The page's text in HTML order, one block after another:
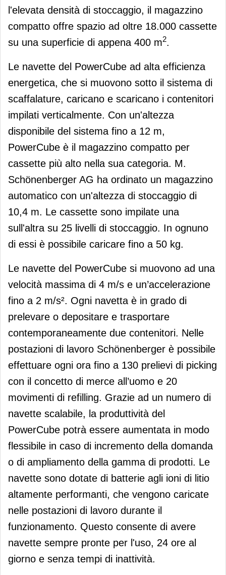
l'elevata densità di stoccaggio, il magazzino
compatto offre spazio ad oltre 18.000 cassette
su una superficie di appena 400 m2.
Le navette del PowerCube ad alta efficienza
energetica, che si muovono sotto il sistema di
scaffalature, caricano e scaricano i contenitori
impilati verticalmente. Con un'altezza
disponibile del sistema fino a 12 m,
PowerCube è il magazzino compatto per
cassette più alto nella sua categoria. M.
Schönenberger AG ha ordinato un magazzino
automatico con un'altezza di stoccaggio di
10,4 m. Le cassette sono impilate una
sull'altra su 25 livelli di stoccaggio. In ognuno
di essi è possibile caricare fino a 50 kg.
Le navette del PowerCube si muovono ad una
velocità massima di 4 m/s e un’accelerazione
fino a 2 m/s². Ogni navetta è in grado di
prelevare o depositare e trasportare
contemporaneamente due contenitori. Nelle
postazioni di lavoro Schönenberger è possibile
effettuare ogni ora fino a 130 prelievi di picking
con il concetto di merce all’uomo e 20
movimenti di refilling. Grazie ad un numero di
navette scalabile, la produttività del
PowerCube potrà essere aumentata in modo
flessibile in caso di incremento della domanda
o di ampliamento della gamma di prodotti. Le
navette sono dotate di batterie agli ioni di litio
altamente performanti, che vengono caricate
nelle postazioni di lavoro durante il
funzionamento. Questo consente di avere
navette sempre pronte per l'uso, 24 ore al
giorno e senza tempi di inattività.